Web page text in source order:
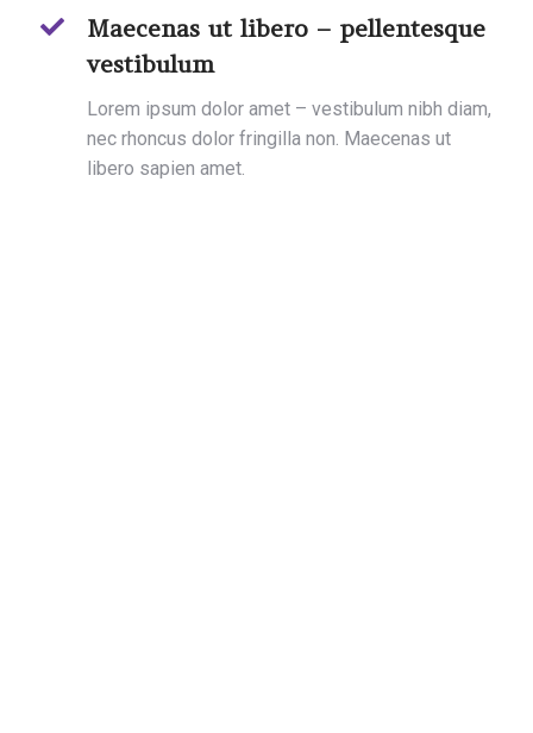
Maecenas ut libero – pellentesque
vestibulum
Lorem ipsum dolor amet – vestibulum nibh diam,
nec rhoncus dolor fringilla non. Maecenas ut
libero sapien amet.